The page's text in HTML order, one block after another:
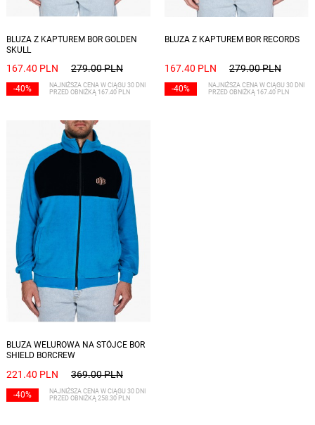
BLUZA Z KAPTUREM BOR GOLDEN
SKULL
167.40 PLN 279.00 PLN
-40%
NAJNIŻSZA CENA W CIĄGU 30 DNI
PRZED OBNIŻKĄ 167.40 PLN
BLUZA Z KAPTUREM BOR RECORDS
167.40 PLN 279.00 PLN
-40%
NAJNIŻSZA CENA W CIĄGU 30 DNI
PRZED OBNIŻKĄ 167.40 PLN
BLUZA WELUROWA NA STÓJCE BOR
SHIELD BORCREW
221.40 PLN 369.00 PLN
-40%
NAJNIŻSZA CENA W CIĄGU 30 DNI
PRZED OBNIŻKĄ 258.30 PLN